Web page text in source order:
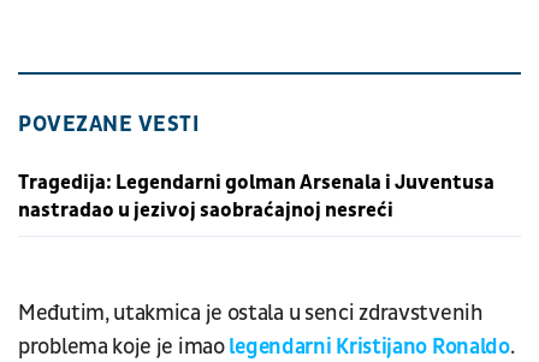
POVEZANE VESTI
Tragedija: Legendarni golman Arsenala i Juventusa
nastradao u jezivoj saobraćajnoj nesreći
Međutim, utakmica je ostala u senci zdravstvenih
problema koje je imaolegendarni Kristijano Ronaldo.